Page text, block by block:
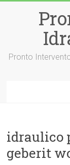
Pronto
idraulico
geberit